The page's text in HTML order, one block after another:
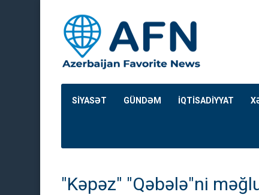
SİYASƏT GÜNDƏM İQTİSADİYYAT
"Kəpəz" "Qəbələ"ni